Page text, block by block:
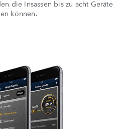
die Insassen bis zu acht Geräte
können.